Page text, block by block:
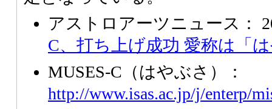
アストロアーツニュース：
C、打ち上げ成功 愛称は「
MUSES-C（はやぶさ）：
http://www.isas.ac.jp/j/enterp/